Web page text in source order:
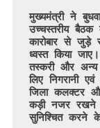
मुख्यमंत्री ने
उच्चस्तरीय
कारोबार से जुड़े
ध्वस्त किया
तस्करी और अन्य
लिए निगरानी एवं
जिला कलक्टर और
कड़ी नजर रखने
सुनिश्चित करने के